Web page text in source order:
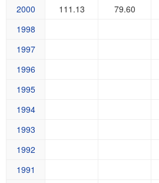
2000
111.13
79.60
1998
1997
1996
1995
1994
1993
1992
1991